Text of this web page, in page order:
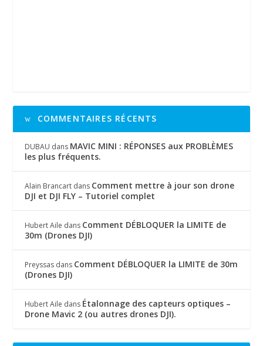
COMMENTAIRES RÉCENTS
DUBAU dans MAVIC MINI : RÉPONSES aux PROBLÈMES
les plus fréquents.
Alain Brancart dans Comment mettre à jour son drone
DJI et DJI FLY – Tutoriel complet
Hubert Aile dans Comment DÉBLOQUER la LIMITE de
30m (Drones DJI)
Preyssas dans Comment DÉBLOQUER la LIMITE de 30m
(Drones DJI)
Hubert Aile dans Étalonnage des capteurs optiques –
Drone Mavic 2 (ou autres drones DJI).